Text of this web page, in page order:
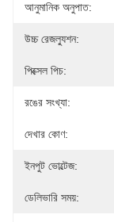
আনুমানিক অনুপাত:
উচ্চ রেজল্যুশন:
পিক্সেল পিচ:
রঙের সংখ্যা:
দেখার কোণ:
ইনপুট ভোল্টেজ:
ডেলিভারি সময়: